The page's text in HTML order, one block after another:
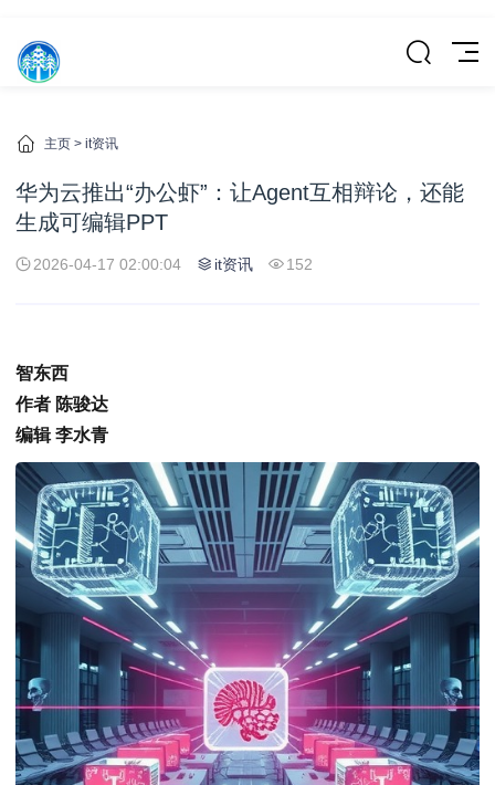
主页 > it资讯
华为云推出“办公虾”：让Agent互相辩论，还能
生成可编辑PPT
2026-04-17 02:00:04 it资讯 152
智东西
作者 陈骏达
编辑 李水青